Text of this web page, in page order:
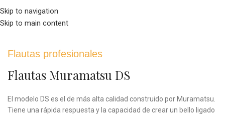
Skip to navigation
Skip to main content
+56 9 2770-7890 | Contactanos de 9 a 16 hs (GTM-4)
Flautas profesionales
Flautas Muramatsu DS
El modelo DS es el de más alta calidad construido por Muramatsu.
Tiene una rápida respuesta y la capacidad de crear un bello ligado